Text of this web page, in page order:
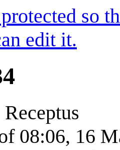
so
edit it.
08:06, 16